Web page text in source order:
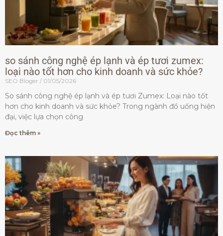
so sánh công nghệ ép lạnh và ép tươi zumex:
loại nào tốt hơn cho kinh doanh và sức khỏe?
SEO Bloger 01/05/2026
So sánh công nghệ ép lạnh và ép tươi Zumex: Loại nào tốt
hơn cho kinh doanh và sức khỏe? Trong ngành đồ uống hiện
đại, việc lựa chọn công
Đọc thêm »